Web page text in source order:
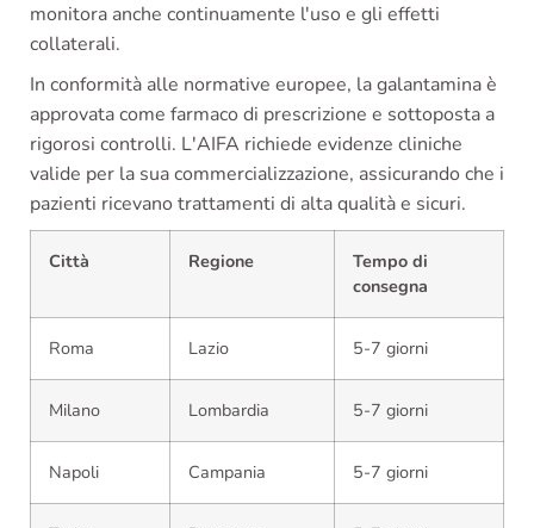
monitora anche continuamente l'uso e gli effetti
collaterali.
In conformità alle normative europee, la galantamina è
approvata come farmaco di prescrizione e sottoposta a
rigorosi controlli. L'AIFA richiede evidenze cliniche
valide per la sua commercializzazione, assicurando che i
pazienti ricevano trattamenti di alta qualità e sicuri.
Città Regione
Tempo di
consegna
Roma Lazio 5-7 giorni
Milano Lombardia 5-7 giorni
Napoli Campania 5-7 giorni